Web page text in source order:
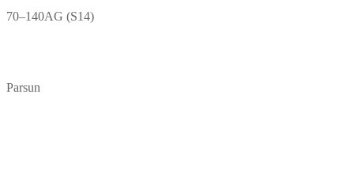
70–140AG (S14)
Parsun